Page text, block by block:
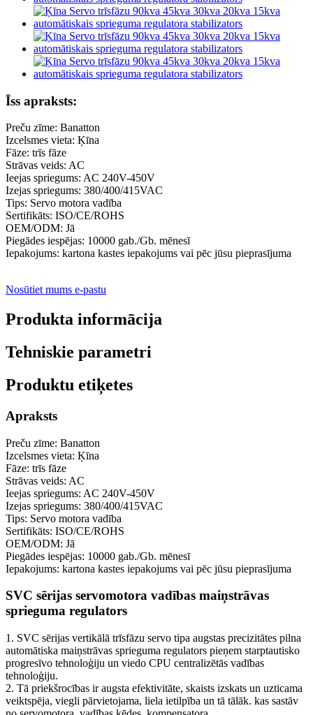
Īss apraksts:
Preču zīme: Banatton
Izcelsmes vieta: Ķīna
Fāze: trīs fāze
Strāvas veids: AC
Ieejas spriegums: AC 240V-450V
Izejas spriegums: 380/400/415VAC
Tips: Servo motora vadība
Sertifikāts: ISO/CE/ROHS
OEM/ODM: Jā
Piegādes iespējas: 10000 gab./Gb. mēnesī
Iepakojums: kartona kastes iepakojums vai pēc jūsu pieprasījuma
Nosūtiet mums e-pastu
Produkta informācija
Tehniskie parametri
Produktu etiķetes
Apraksts
Preču zīme: Banatton
Izcelsmes vieta: Ķīna
Fāze: trīs fāze
Strāvas veids: AC
Ieejas spriegums: AC 240V-450V
Izejas spriegums: 380/400/415VAC
Tips: Servo motora vadība
Sertifikāts: ISO/CE/ROHS
OEM/ODM: Jā
Piegādes iespējas: 10000 gab./Gb. mēnesī
Iepakojums: kartona kastes iepakojums vai pēc jūsu pieprasījuma
SVC sērijas servomotora vadības maiņstrāvas
sprieguma regulators
1. SVC sērijas vertikālā trīsfāzu servo tipa augstas precizitātes pilna
automātiska maiņstrāvas sprieguma regulators pieņem starptautisko
progresīvo tehnoloģiju un viedo CPU centralizētās vadības
tehnoloģiju.
2. Tā priekšrocības ir augsta efektivitāte, skaists izskats un uzticama
veiktspēja, viegli pārvietojama, liela ietilpība un tā tālāk. kas sastāv